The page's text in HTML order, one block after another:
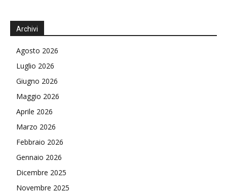
Archivi
Agosto 2026
Luglio 2026
Giugno 2026
Maggio 2026
Aprile 2026
Marzo 2026
Febbraio 2026
Gennaio 2026
Dicembre 2025
Novembre 2025